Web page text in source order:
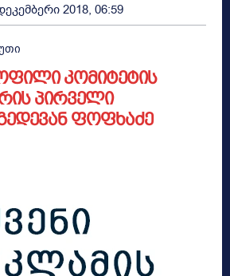
2018, 06:59
კომიტეტის
პირველი
ფოფხაძე